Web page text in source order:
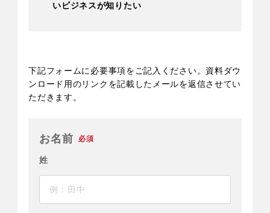
で広がるビジネスに挑戦してみません
いビジネスが知りたい
下記フォームに必要事項をご記入ください。資料ダウ
ンロード用のリンクを記載したメールを返信させてい
ただきます。
お名前 必須
姓